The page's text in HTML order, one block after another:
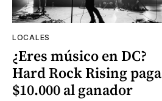
LOCALES
¿Eres músico en DC?
Hard Rock Rising paga
$10.000 al ganador